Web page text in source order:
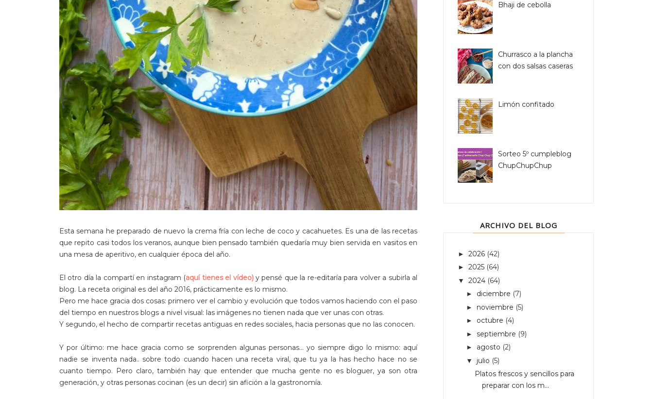
Esta semana he preparado de nuevo la crema fría con leche de coco y cacahuetes. Es una de las recetas
que repito casi todos los veranos, aunque bien pensado también quedaría muy bien servida en vasitos en
una mesa de aperitivo, en cualquier época del año.
El otro día la compartí en instagram (aquí tienes el vídeo)y pensé que la re-editaría para volver a subirla al
blog. La receta original es del año 2016, prácticamente es lo mismo.
Pero me hace gracia dos cosas: primero ver el cambio y evolución que todos vamos haciendo con el paso
del tiempo en nuestros blogs a nivel visual: las imágenes no tienen nada que ver unas con otras.
Y segundo, el hecho de compartir recetas antiguas en redes sociales, hacia personas que no las conocen.
Y por último: me hace gracia como se sorprenden algunas personas... yo siempre digo lo mismo: aquí
nadie se inventa nada.. sobre todo cuando hacen una receta viral, que tu ya la has hecho hace no se
cuanto tiempo. Pero claro, también hay que entender que mucha gente no es bloguer, ya son otra
generación, y otras personas cocinan (es un decir) sin afición a la gastronomía.
Bhaji de cebolla
Churrasco a la plancha
con dos salsas caseras
Limón confitado
Sorteo 5º cumpleblog
ChupChupChup
ARCHIVO DEL BLOG
► 2026 (42)
► 2025 (64)
▼ 2024 (64)
► diciembre (7)
► noviembre (5)
► octubre (4)
► septiembre (9)
► agosto (2)
▼ julio (5)
Platos frescos y sencillos para
preparar con los m...